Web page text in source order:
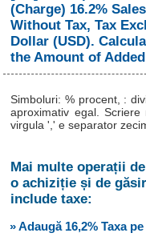
(Charge) 16.2%
Without Tax, Tax
Dollar (USD).
the Amount of
Simboluri: % procent, :
aproximativ egal.
virgula ',' e separator
Mai multe operații
o achiziție și de
include taxe:
» Adaugă 16,2% Taxa